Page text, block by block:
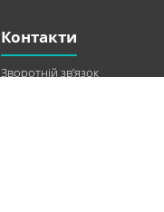
Контакти
Зворотній зв’язок